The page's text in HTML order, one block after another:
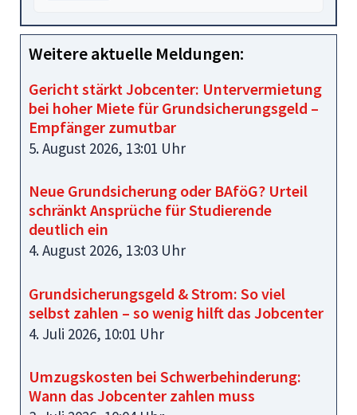
Weitere aktuelle Meldungen:
Gericht stärkt Jobcenter: Untervermietung
bei hoher Miete für Grundsicherungsgeld –
Empfänger zumutbar
5. August 2026, 13:01 Uhr
Neue Grundsicherung oder BAföG? Urteil
schränkt Ansprüche für Studierende
deutlich ein
4. August 2026, 13:03 Uhr
Grundsicherungsgeld & Strom: So viel
selbst zahlen – so wenig hilft das Jobcenter
4. Juli 2026, 10:01 Uhr
Umzugskosten bei Schwerbehinderung:
Wann das Jobcenter zahlen muss